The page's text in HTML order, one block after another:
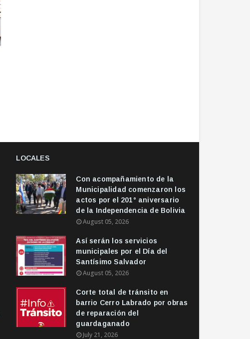
LOCALES
Con acompañamiento de la
Municipalidad comenzaron los
actos por el 201° aniversario
de la Independencia de Bolivia
August 05, 2026
Así serán los servicios
municipales por el Día del
Santísimo Salvador
August 05, 2026
Corte total de tránsito en
barrio Cerro Labrado por obras
de reparación del
guardaganado
July 21, 2026